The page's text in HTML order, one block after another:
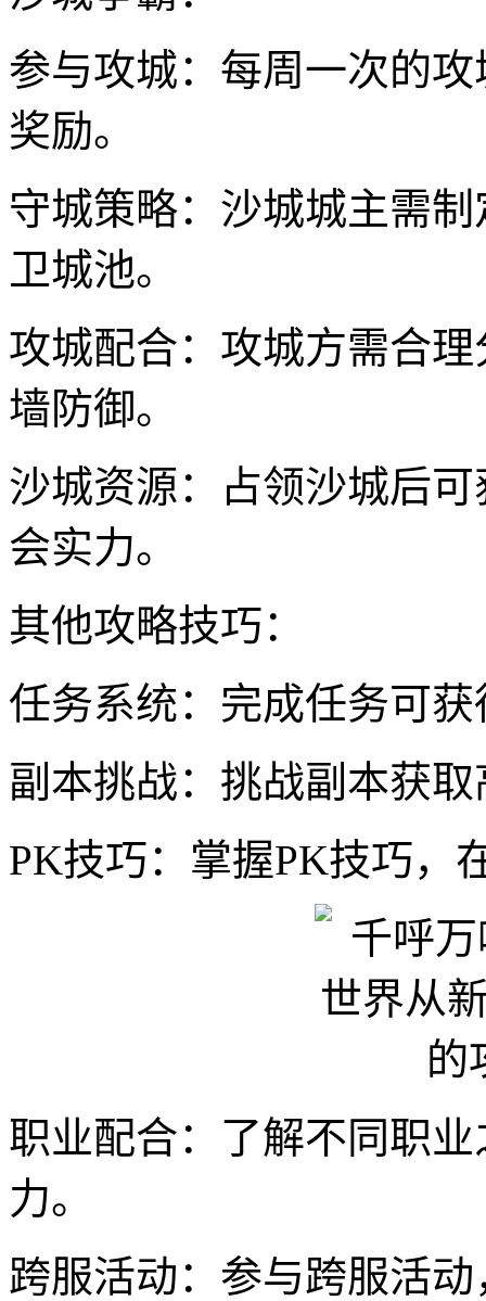
参与攻城：每周一次的
奖励。
守城策略：沙城城主需
卫城池。
攻城配合：攻城方需合
墙防御。
沙城资源：占领沙城后
会实力。
其他攻略技巧：
任务系统：完成任务可
副本挑战：挑战副本获
PK技巧：掌握PK技巧，
职业配合：了解不同职
力。
跨服活动：参与跨服活